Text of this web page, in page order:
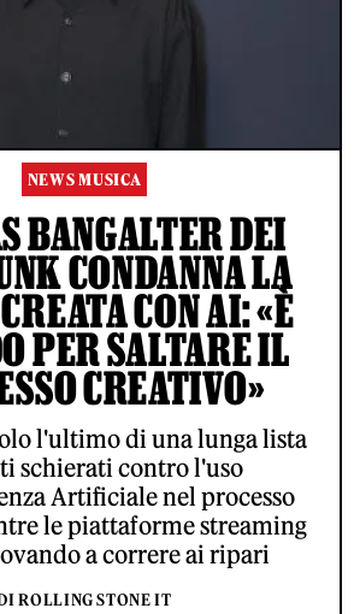
NEWS MUSICA
BANGALTER DEI
CONDANNA LA
CON AI: «È
PER SALTARE IL
CREATIVO»
l'ultimo di una lunga lista
schierati contro l'uso
Artificiale nel processo
le piattaforme streaming
a correre ai ripari
ROLLING STONE IT